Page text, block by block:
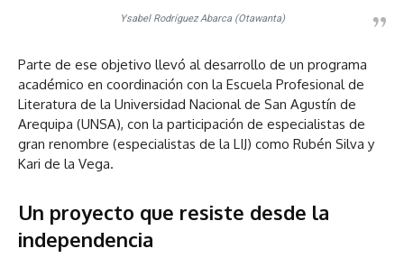
Ysabel Rodríguez Abarca (Otawanta)
Parte de ese objetivo llevó al desarrollo de un programa
académico en coordinación con la Escuela Profesional de
Literatura de la Universidad Nacional de San Agustín de
Arequipa (UNSA), con la participación de especialistas de
gran renombre (especialistas de la LIJ) como Rubén Silva y
Kari de la Vega.
Un proyecto que resiste desde la
independencia